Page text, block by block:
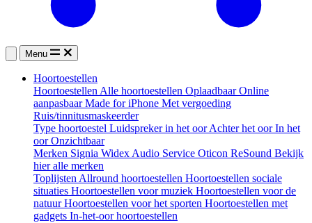
Menu
Hoortoestellen
HoortoestellenAlle hoortoestellen OplaadbaarOnline
aanpasbaarMade for iPhone Met vergoeding
Ruis/tinnitusmaskeerder
Type hoortoestel Luidspreker in het oorAchter het oorIn het
oorOnzichtbaar
Merken Signia WidexAudio Service Oticon ReSound Bekijk
hier alle merken
ToplijstenAllround hoortoestellen Hoortoestellen sociale
situaties Hoortoestellen voor muziek Hoortoestellen voor de
natuurHoortoestellen voor het sporten Hoortoestellen met
gadgets In-het-oor hoortoestellen